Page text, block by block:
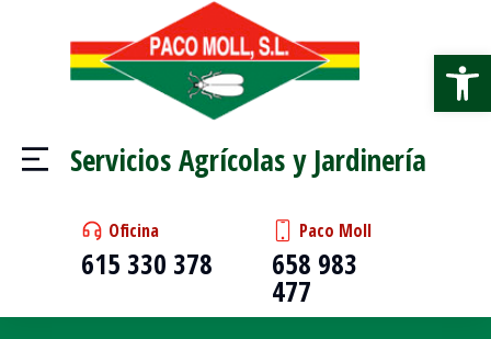
Servicios Agrícolas y Jardinería
Oficina
615 330 378
Paco Moll
658 983
477